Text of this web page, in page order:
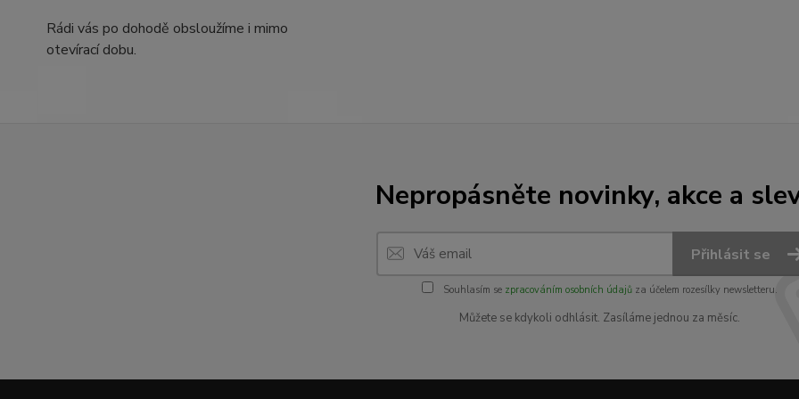
Rádi vás po dohodě obsloužíme i mimo
otevírací dobu.
Nepropásněte novinky, akce a
Přihlásit se
Souhlasím se zpracováním osobních údajůza účelem rozesílky newsletteru.
Můžete se kdykoli odhlásit. Zasíláme jednou za měsíc.